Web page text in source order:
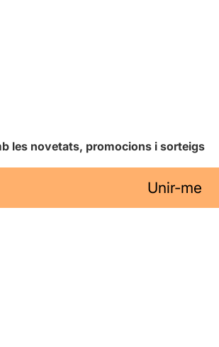
les novetats, promocions i sorteigs
Unir-me